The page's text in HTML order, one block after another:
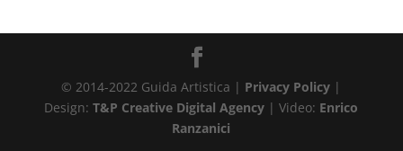
© 2014-2022 Guida Artistica | Privacy Policy |
Design:T&P Creative Digital Agency | Video: Enrico
Ranzanici